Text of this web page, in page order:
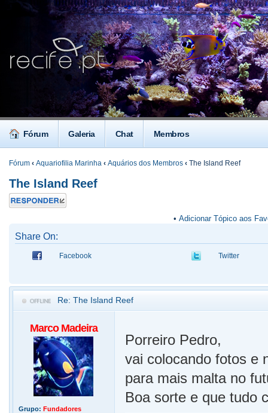
Fórum Galeria Chat Membros
Fórum ‹ Aquariofilia Marinha ‹ Aquários dos Membros ‹ The Island Reef
The Island Reef
Responder
• Adicionar Tópico aos
Share On:
Facebook Twitter
Re: The Island Reef
Marco Madeira
Grupo: Fundadores
Porreiro Pedro,
vai colocando fotos e
para mais malta no
Boa sorte e que tudo